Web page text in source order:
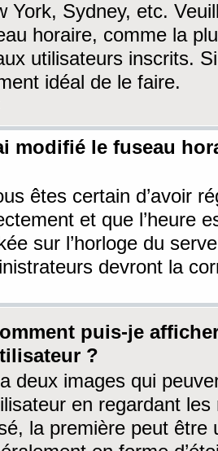
York, Sydney, etc.
horaire, comme la
utilisateurs inscrits.
idéal de le faire.
modifié le fuseau
êtes certain d’avoir
et que l’heure
sur l’horloge du
devront la
puis-je
?
deux images qui
en regardant
la première peut être